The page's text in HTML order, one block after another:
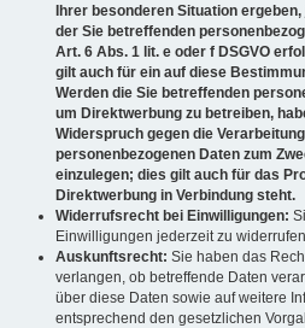
Ihrer besonderen Situation
der Sie betreffenden
Art. 6 Abs. 1 lit. e oder f DSGVO
gilt auch für ein auf diese
Werden die Sie betreffenden
um Direktwerbung zu betreiben,
Widerspruch gegen die
personenbezogenen Daten zum
einzulegen; dies gilt auch für das
Direktwerbung in Verbindung steht.
Widerrufsrecht bei Einwilligungen:
Einwilligungen jederzeit zu widerrufen.
Auskunftsrecht: Sie haben das
verlangen, ob betreffende Daten
über diese Daten sowie auf weitere
entsprechend den gesetzlichen